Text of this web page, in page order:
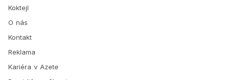
Koktejl
O nás
Kontakt
Reklama
Kariéra v Azete